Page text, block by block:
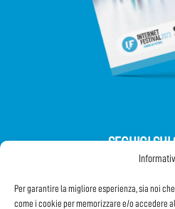
Per garantire la migliore esperienza, sia noi
come i cookie per memorizzare e/o accedere
SEGUICI SUI